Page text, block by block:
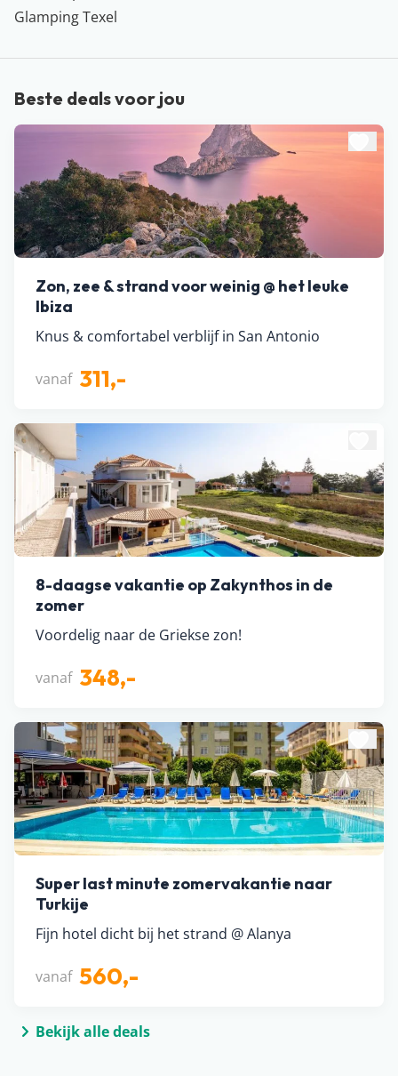
Glamping Texel
Beste deals voor jou
Zon, zee & strand voor weinig @ het leuke
Ibiza
Knus & comfortabel verblijf in San Antonio
vanaf 311,-
8-daagse vakantie op Zakynthos in de
zomer
Voordelig naar de Griekse zon!
vanaf 348,-
Super last minute zomervakantie naar
Turkije
Fijn hotel dicht bij het strand @ Alanya
vanaf 560,-
Bekijk alle deals